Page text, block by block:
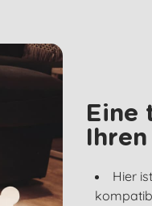
Eine
Hier